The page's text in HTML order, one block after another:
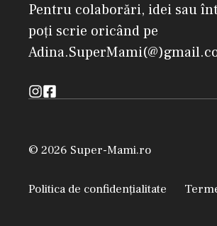
Pentru colaborări, idei sau
poți scrie oricând pe
© 2026 Super-Mami.ro
Politica de confidențialitate